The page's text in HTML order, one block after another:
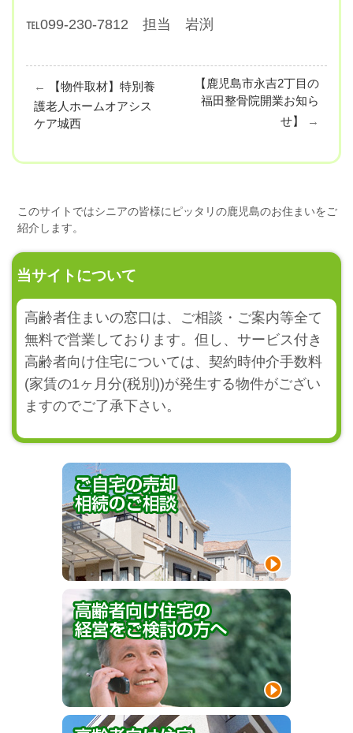
℡099-230-7812 担当 岩渕
←
【物件取材】特別養
護老人ホームオアシス
ケア城西
【鹿児島市永吉2丁目の
福田整骨院開業お知ら
せ】
→
このサイトではシニアの皆様にピッタリの鹿児島のお住まいをご
紹介します。
当サイトについて
高齢者住まいの窓口は、ご相談・ご案内等全て
無料で営業しております。但し、サービス付き
高齢者向け住宅については、契約時仲介手数料
(家賃の1ヶ月分(税別))が発生する物件がござい
ますのでご了承下さい。